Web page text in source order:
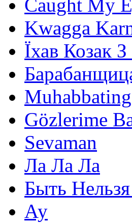
Caught My
Kwagga
Їхав Козак
Muhabbating
Gözlerime
Sevaman
Ла Ла Ла
Быть
Ау